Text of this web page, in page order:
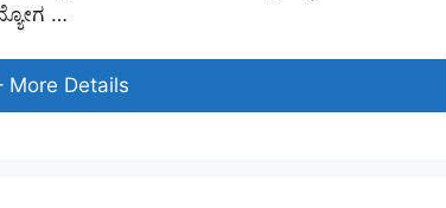
…
More Details
ಆಫ್